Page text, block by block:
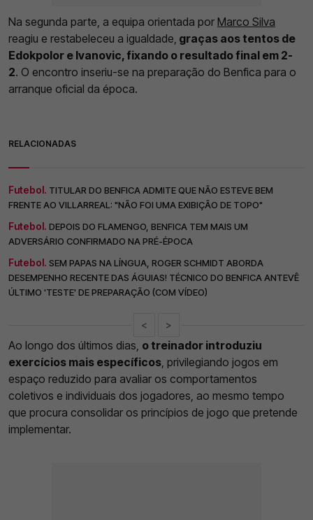
Na segunda parte, a equipa orientada por Marco Silva
reagiu e restabeleceu a igualdade, graças aos tentos de
Edokpolor e Ivanovic, fixando o resultado final em 2-
2. O encontro inseriu-se na preparação do Benfica para o
arranque oficial da época.
RELACIONADAS
Futebol. TITULAR DO BENFICA ADMITE QUE NÃO ESTEVE BEM
FRENTE AO VILLARREAL: "NÃO FOI UMA EXIBIÇÃO DE TOPO"
Futebol. DEPOIS DO FLAMENGO, BENFICA TEM MAIS UM
ADVERSÁRIO CONFIRMADO NA PRÉ-ÉPOCA
Futebol. SEM PAPAS NA LÍNGUA, ROGER SCHMIDT ABORDA
DESEMPENHO RECENTE DAS ÁGUIAS! TÉCNICO DO BENFICA ANTEVÊ
ÚLTIMO 'TESTE' DE PREPARAÇÃO (COM VÍDEO)
< >
Ao longo dos últimos dias, o treinador introduziu
exercícios mais específicos, privilegiando jogos em
espaço reduzido para avaliar os comportamentos
coletivos e individuais dos jogadores, ao mesmo tempo
que procura consolidar os princípios de jogo que pretende
implementar.